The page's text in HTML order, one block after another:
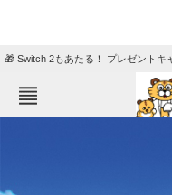
🎁 Switch 2もあたる！ プレゼントキ